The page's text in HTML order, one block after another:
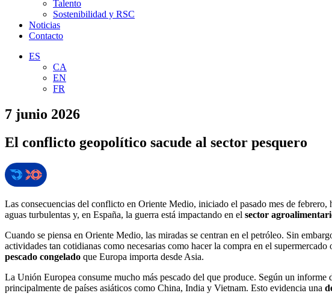
Talento
Sostenibilidad y RSC
Noticias
Contacto
ES
CA
EN
FR
7 junio 2026
El conflicto geopolítico sacude al sector pesquero
Las consecuencias del conflicto en Oriente Medio, iniciado el pasado mes de
aguas turbulentas y, en España, la guerra está impactando en el sector
Cuando se piensa en Oriente Medio, las miradas se centran en el petróleo. Sin
actividades tan cotidianas como necesarias como hacer la compra en el
pescado congelado que Europa importa desde Asia.
La Unión Europea consume mucho más pescado del que produce. Según un
principalmente de países asiáticos como China, India y Vietnam. Esto evidencia una